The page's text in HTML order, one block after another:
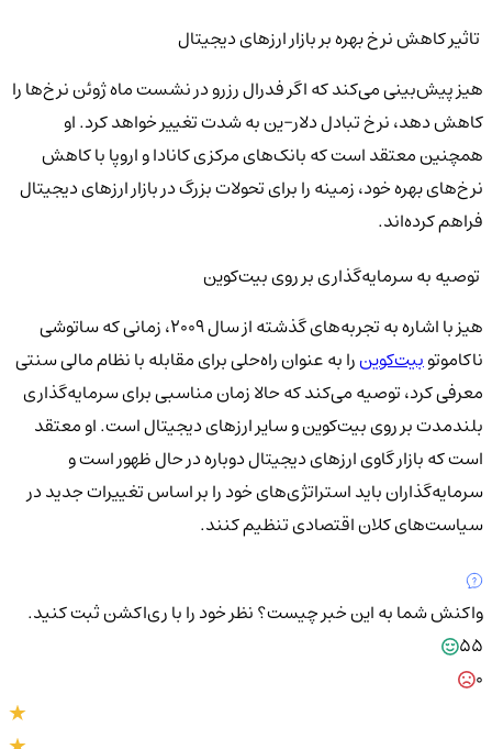
تاثیر کاهش نرخ بهره بر بازار ارزهای دیجیتال
هیز پیش‌بینی می‌کند که اگر فدرال رزرو در نشست ماه ژوئن نرخ‌ها را
کاهش دهد، نرخ تبادل دلار-ین به شدت تغییر خواهد کرد. او
همچنین معتقد است که بانک‌های مرکزی کانادا و اروپا با کاهش
نرخ‌های بهره خود، زمینه را برای تحولات بزرگ در بازار ارزهای دیجیتال
فراهم کرده‌اند.
توصیه به سرمایه‌گذاری بر روی بیت‌کوین
هیز با اشاره به تجربه‌های گذشته از سال 2009، زمانی که ساتوشی
ناکاموتوبیت‌کوینرا به عنوان راه‌حلی برای مقابله با نظام مالی سنتی
معرفی کرد، توصیه می‌کند که حالا زمان مناسبی برای سرمایه‌گذاری
بلندمدت بر روی بیت‌کوین و سایر ارزهای دیجیتال است. او معتقد
است که بازار گاوی ارزهای دیجیتال دوباره در حال ظهور است و
سرمایه‌گذاران باید استراتژی‌های خود را بر اساس تغییرات جدید در
سیاست‌های کلان اقتصادی تنظیم کنند.
واکنش شما به این خبر چیست؟نظر خود را با ری‌اکشن ثبت کنید.
55